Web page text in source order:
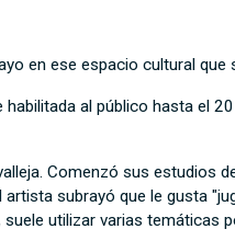
en ese espacio cultural
al público hasta el
Comenzó sus estudios
subrayó que le gusta
utilizar varias